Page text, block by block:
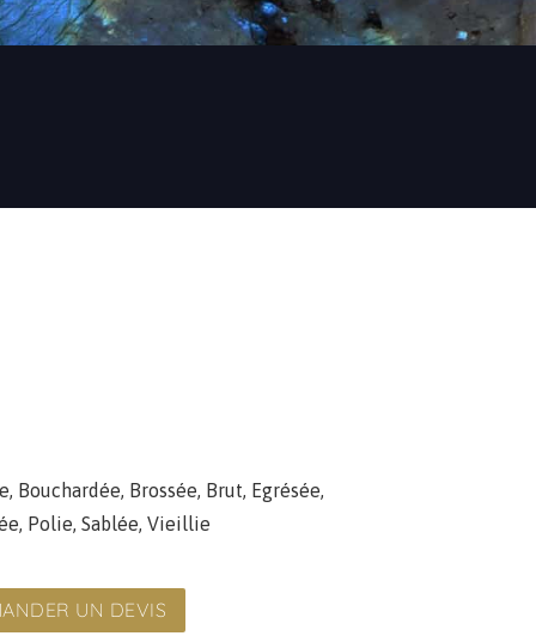
, Bouchardée, Brossée, Brut, Egrésée,
, Polie, Sablée, Vieillie
UN DEVIS